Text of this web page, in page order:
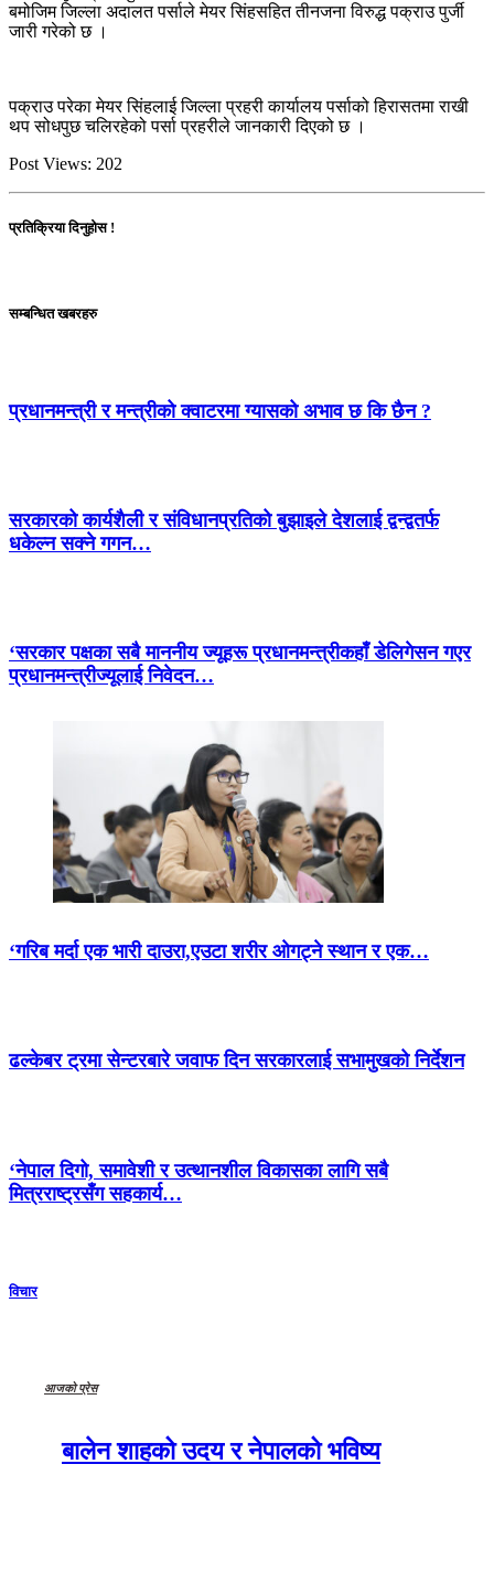
बमोजिम जिल्ला अदालत पर्साले मेयर सिंहसहित तीनजना विरुद्ध पक्राउ पुर्जी
जारी गरेको छ ।
पक्राउ परेका मेयर सिंहलाई जिल्ला प्रहरी कार्यालय पर्साको हिरासतमा राखी
थप सोधपुछ चलिरहेको पर्सा प्रहरीले जानकारी दिएको छ ।
Post Views: 202
प्रतिक्रिया दिनुहोस !
सम्बन्धित खबरहरु
प्रधानमन्त्री र मन्त्रीको क्वाटरमा ग्यासको अभाव छ कि छैन ?
सरकारको कार्यशैली र संविधानप्रतिको बुझाइले देशलाई द्वन्द्वतर्फ
धकेल्न सक्ने गगन…
‘सरकार पक्षका सबै माननीय ज्यूहरू प्रधानमन्त्रीकहाँ डेलिगेसन गएर
प्रधानमन्त्रीज्यूलाई निवेदन…
‘गरिब मर्दा एक भारी दाउरा,एउटा शरीर ओगट्ने स्थान र एक…
ढल्केबर ट्रमा सेन्टरबारे जवाफ दिन सरकारलाई सभामुखको निर्देशन
‘नेपाल दिगो, समावेशी र उत्थानशील विकासका लागि सबै
मित्रराष्ट्रसँग सहकार्य…
विचार
आजको प्रेस
बालेन शाहको उदय र नेपालको भविष्य